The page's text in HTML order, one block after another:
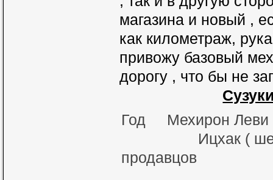
магазина и новый ,
как километраж,
привожу базовый
дорогу , что бы не
Год Мехирон Леви
Ицхак ( шек)
продавцов